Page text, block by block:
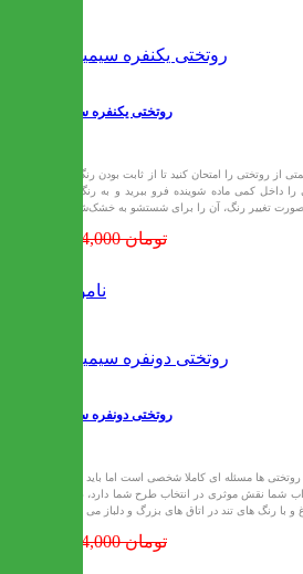
روتختی یکنفره سیمینه
روتختی را امتحان کنید تا از ثابت بودن رنگ آن
داخل کمی ماده شوینده فرو ببرید و به رنگ آن
1,334,000 تومان
ناموجود
روتختی دونفره سیمینه
ها مسئله ای کاملا شخصی است اما باید توجه
شما نقش موثری در انتخاب طرح شما دارد، طرح
1,884,000 تومان